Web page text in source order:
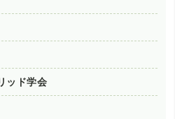
ッド学会